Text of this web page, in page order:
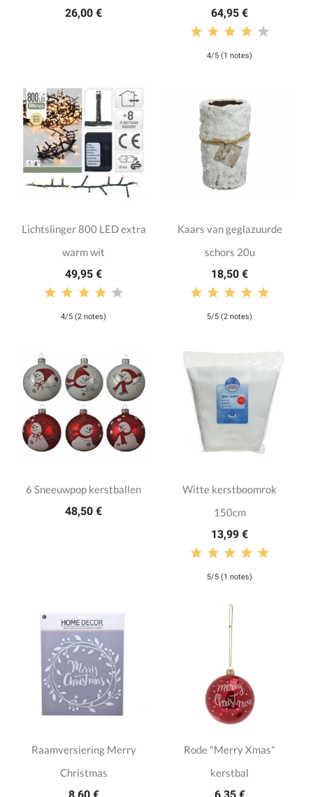
26,00 € 64,95 €
4/5 (1 notes)
Lichtslinger 800 LED extra
warm wit
49,95 €
4/5 (2 notes)
Kaars van geglazuurde
schors 20u
18,50 €
5/5 (2 notes)
6 Sneeuwpop kerstballen
48,50 €
Witte kerstboomrok
150cm
13,99 €
5/5 (1 notes)
Raamversiering Merry
Christmas
Rode "Merry Xmas"
kerstbal